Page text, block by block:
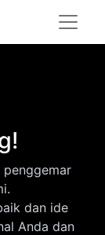
dan ide
Anda dan